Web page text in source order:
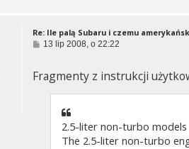
Re: Ile palą Subaru i czemu
P
t
13 lip 2008, o 22:22
Fragmenty z instrukcji
2.5-liter non-turbo models
The 2.5-liter non-turbo